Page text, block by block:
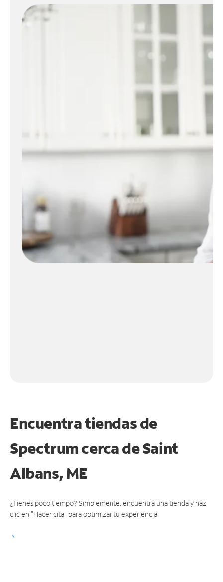
Encuentra tiendas de
Spectrum cerca deSaint
Albans, ME
¿Tienes poco tiempo? Simplemente, encuentra una tienda y haz
clic en "Hacer cita" para optimizar tu experiencia.